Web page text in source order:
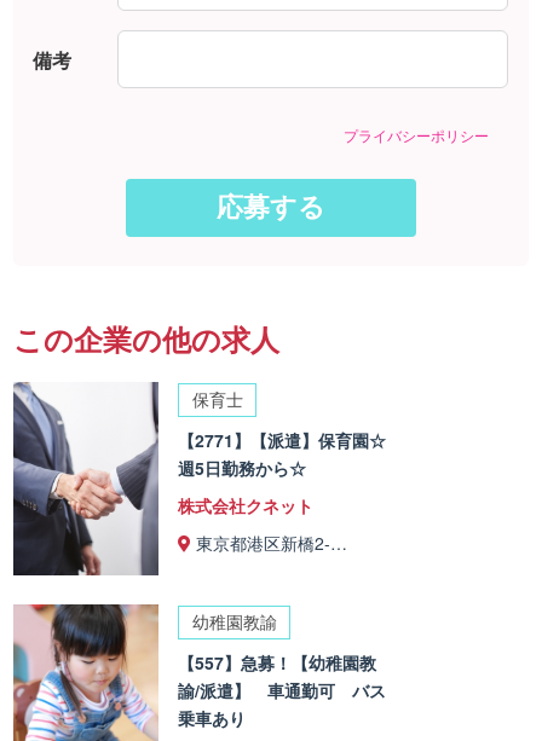
備考
プライバシーポリシー
この企業の他の求人
保育士
【2771】【派遣】保育園☆
週5日勤務から☆
株式会社クネット
東京都港区新橋2-…
幼稚園教諭
【557】急募！【幼稚園教
諭/派遣】 車通勤可 バス
乗車あり